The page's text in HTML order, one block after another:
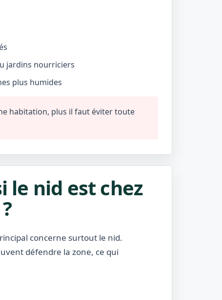
jardins nourriciers
plus humides
habitation, plus il faut éviter toute
le nid est chez
concerne surtout le nid.
défendre la zone, ce qui